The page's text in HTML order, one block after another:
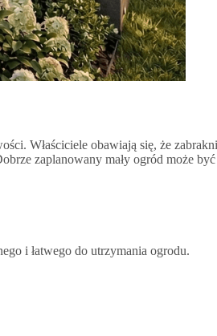
Właściciele obawiają się, że
zaplanowany mały ogród może
i łatwego do utrzymania ogrodu.